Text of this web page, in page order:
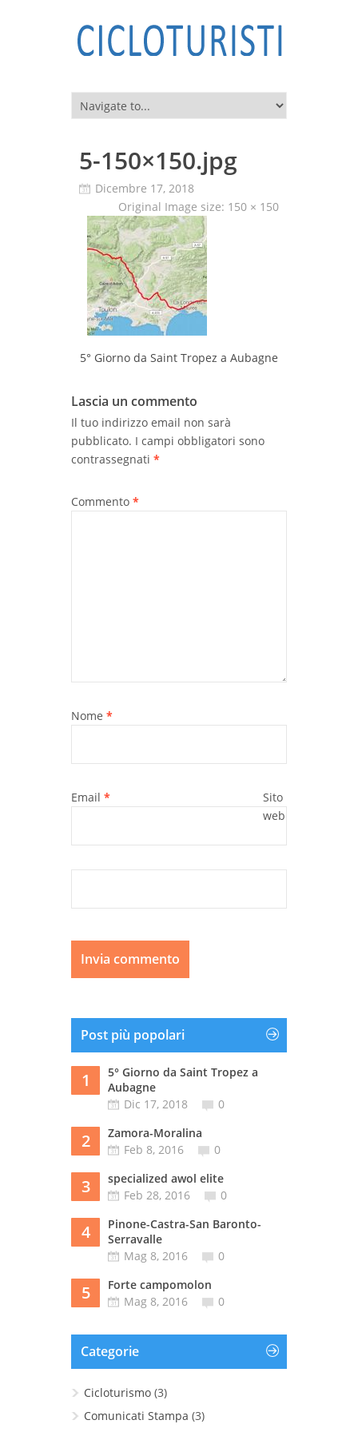
5-150×150.jpg
Dicembre 17, 2018
Original Image size: 150 × 150
5° Giorno da Saint Tropez a Aubagne
Lascia un commento
Il tuo indirizzo email non sarà
pubblicato. I campi obbligatori sono
contrassegnati *
Commento *
Nome *
Email *
Sito
web
Post più popolari
1
5° Giorno da Saint Tropez a
Aubagne
Dic 17, 2018
0
2
Zamora-Moralina
Feb 8, 2016
0
3
specialized awol elite
Feb 28, 2016
0
4
Pinone-Castra-San Baronto-
Serravalle
Mag 8, 2016
0
5
Forte campomolon
Mag 8, 2016
0
Categorie
Cicloturismo (3)
Comunicati Stampa (3)